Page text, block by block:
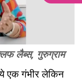
लैब्स, गुरुग्राम
एक गंभीर लेकिन